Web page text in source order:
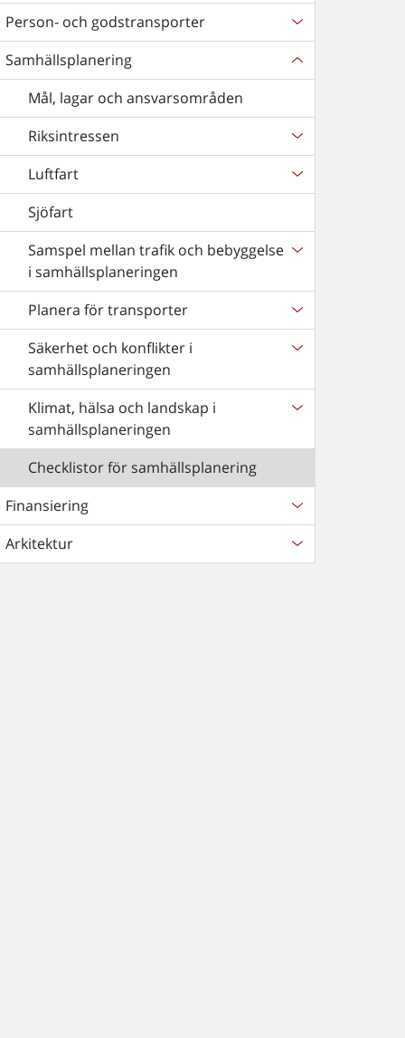
Person- och godstransporter
Samhällsplanering
Mål, lagar och ansvarsområden
Riksintressen
Luftfart
Sjöfart
Samspel mellan trafik och bebyggelse
i samhällsplaneringen
Planera för transporter
Säkerhet och konflikter i
samhällsplaneringen
Klimat, hälsa och landskap i
samhällsplaneringen
Checklistor för samhällsplanering
Finansiering
Arkitektur